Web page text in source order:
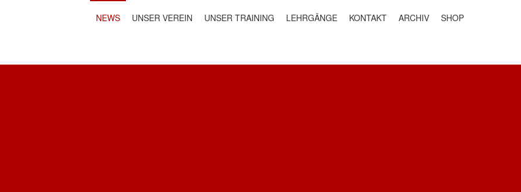
NEWS UNSER VEREIN UNSER TRAINING LEHRGÄNGE KONTAKT ARCHIV SHOP